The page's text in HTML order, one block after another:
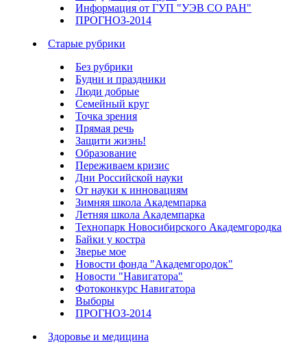
Информация от ГУП "УЭВ СО РАН"
ПРОГНОЗ-2014
Старые рубрики
Без рубрики
Будни и праздники
Люди добрые
Семейный круг
Точка зрения
Прямая речь
Защити жизнь!
Образование
Переживаем кризис
Дни Российской науки
От науки к инновациям
Зимняя школа Академпарка
Летняя школа Академпарка
Технопарк Новосибирского Академгородка
Байки у костра
Зверье мое
Новости фонда "Академгородок"
Новости "Навигатора"
Фотоконкурс Навигатора
Выборы
ПРОГНОЗ-2014
Здоровье и медицина